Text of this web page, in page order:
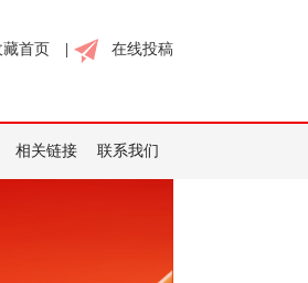
藏首页 在线投稿
相关链接 联系我们